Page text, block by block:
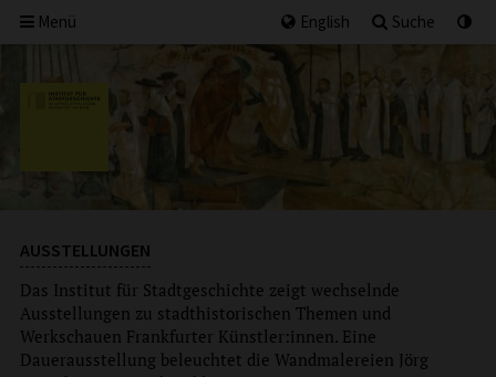
Menü English Suche
AUSSTELLUNGEN
Das Institut für Stadtgeschichte zeigt wechselnde
Ausstellungen zu stadthistorischen Themen und
Werkschauen Frankfurter Künstler:innen. Eine
Dauerausstellung beleuchtet die Wandmalereien Jörg